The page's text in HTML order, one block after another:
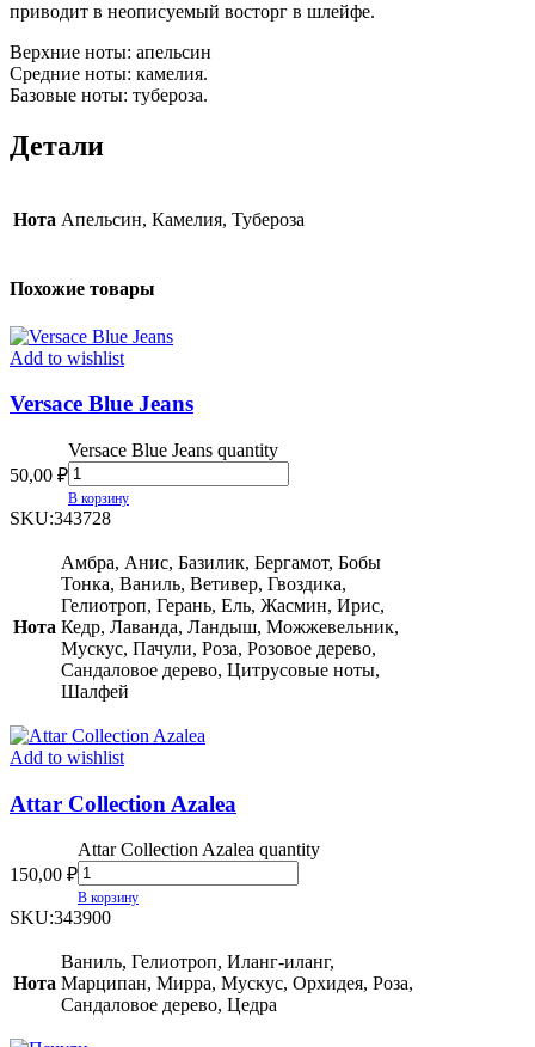
приводит в неописуемый восторг в шлейфе.
Верхние ноты: апельсин
Средние ноты: камелия.
Базовые ноты: тубероза.
Детали
Нота Апельсин, Камелия, Тубероза
Похожие товары
Add to wishlist
Versace Blue Jeans
50,00 ₽
Versace Blue Jeans quantity
В корзину
SKU:343728
Нота
Амбра, Анис, Базилик, Бергамот, Бобы
Тонка, Ваниль, Ветивер, Гвоздика,
Гелиотроп, Герань, Ель, Жасмин, Ирис,
Кедр, Лаванда, Ландыш, Можжевельник,
Мускус, Пачули, Роза, Розовое дерево,
Сандаловое дерево, Цитрусовые ноты,
Шалфей
Add to wishlist
Attar Collection Azalea
150,00 ₽
Attar Collection Azalea quantity
В корзину
SKU:343900
Нота
Ваниль, Гелиотроп, Иланг-иланг,
Марципан, Мирра, Мускус, Орхидея, Роза,
Сандаловое дерево, Цедра